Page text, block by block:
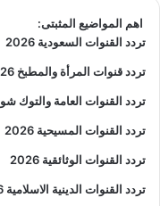
اهم المواضيع المثبتى:
تردد القنوات السعودية 2026
تردد قنوات المرأة والمطبخ 2026
تردد القنوات العامة والتوك شو 2026
تردد القنوات المسيحية 2026
تردد القنوات الوثائقية 2026
تردد القنوات الدينية الاسلامية 2026